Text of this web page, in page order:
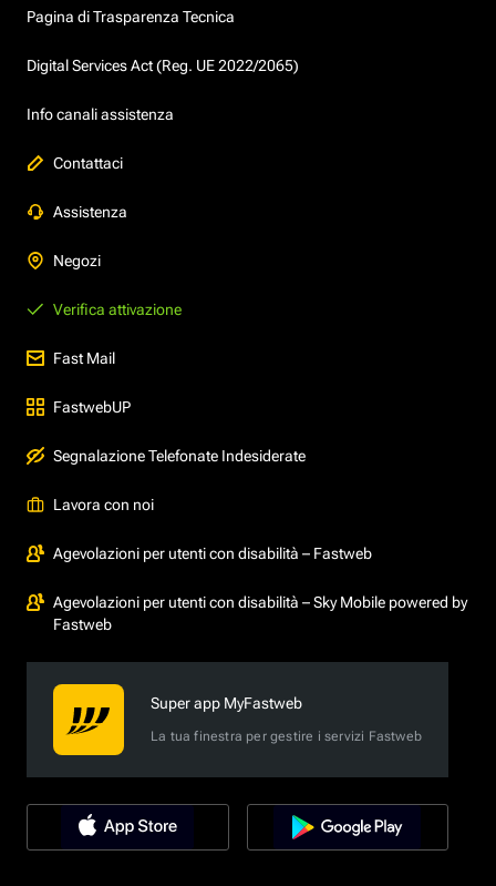
Pagina di Trasparenza Tecnica
Digital Services Act (Reg. UE 2022/2065)
Info canali assistenza
Contattaci
Assistenza
Negozi
Verifica attivazione
Fast Mail
FastwebUP
Segnalazione Telefonate Indesiderate
Lavora con noi
Agevolazioni per utenti con disabilità – Fastweb
Agevolazioni per utenti con disabilità – Sky Mobile powered by
Fastweb
Super app MyFastweb
La tua finestra per gestire i servizi Fastweb